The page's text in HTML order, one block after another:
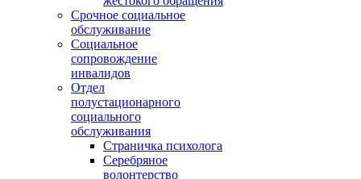
Срочное социальное
обслуживание
Социальное
сопровождение
инвалидов
Отдел
полустационарного
социального
обслуживания
Страничка психолога
Серебряное
волонтерство